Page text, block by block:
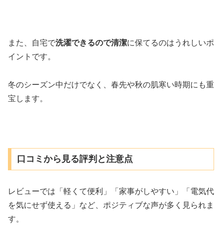
また、自宅で洗濯できるので清潔に保てるのはうれしいポ
イントです。
冬のシーズン中だけでなく、春先や秋の肌寒い時期にも重
宝します。
口コミから見る評判と注意点
レビューでは「軽くて便利」「家事がしやすい」「電気代
を気にせず使える」など、ポジティブな声が多く見られま
す。